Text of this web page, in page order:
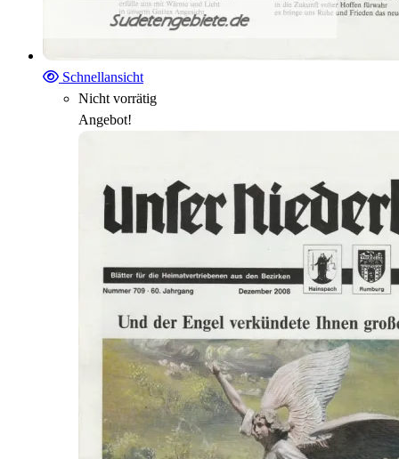
Schnellansicht
Nicht vorrätig
Angebot!